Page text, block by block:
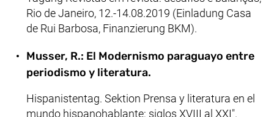
Rio de Janeiro, 12.-14.08.2019 (Einladung Casa
de Rui Barbosa, Finanzierung BKM).
Musser, R.: El Modernismo paraguayo entre
periodismo y literatura.
Hispanistentag. Sektion Prensa y literatura en el
mundo hispanohablante: siglos XVIII al XXI".